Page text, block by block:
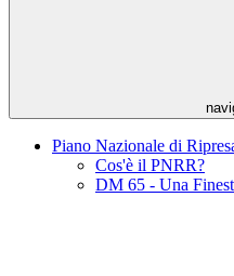
Piano Nazionale di
Cos'è il PNRR?
DM 65 - Una